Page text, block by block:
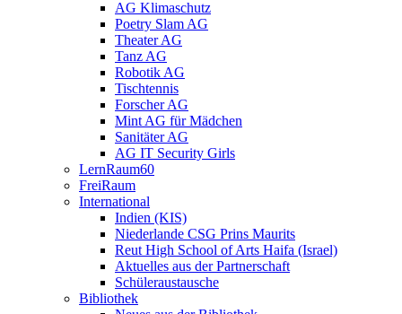
AG Klimaschutz
Poetry Slam AG
Theater AG
Tanz AG
Robotik AG
Tischtennis
Forscher AG
Mint AG für Mädchen
Sanitäter AG
AG IT Security Girls
LernRaum60
FreiRaum
International
Indien (KIS)
Niederlande CSG Prins Maurits
Reut High School of Arts Haifa (Israel)
Aktuelles aus der Partnerschaft
Schüleraustausche
Bibliothek